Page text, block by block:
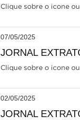
Clique sobre o icone
07/05/2025
JORNAL
Clique sobre o icone
02/05/2025
JORNAL